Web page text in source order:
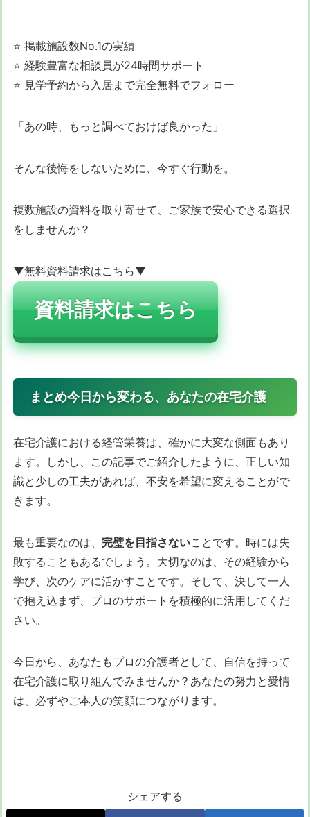
⭐ 掲載施設数No.1の実績
⭐ 経験豊富な相談員が24時間サポート
⭐ 見学予約から入居まで完全無料でフォロー
「あの時、もっと調べておけば良かった」
そんな後悔をしないために、今すぐ行動を。
複数施設の資料を取り寄せて、ご家族で安心できる選択
をしませんか？
▼無料資料請求はこちら▼
資料請求はこちら
まとめ今日から変わる、あなたの在宅介護
在宅介護における経管栄養は、確かに大変な側面もあり
ます。しかし、この記事でご紹介したように、正しい知
識と少しの工夫があれば、不安を希望に変えることがで
きます。
最も重要なのは、 完璧を目指さないことです。時には失
敗することもあるでしょう。大切なのは、その経験から
学び、次のケアに活かすことです。そして、決して一人
で抱え込まず、プロのサポートを積極的に活用してくだ
さい。
今日から、あなたもプロの介護者として、自信を持って
在宅介護に取り組んでみませんか？あなたの努力と愛情
は、必ずやご本人の笑顔につながります。
シェアする